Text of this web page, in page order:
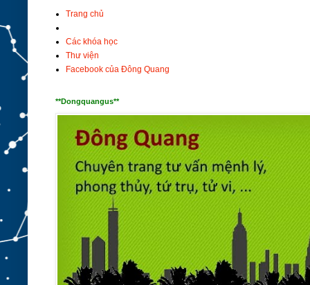
Trang chủ
Các khóa học
Thư viện
Facebook của Đông Quang
**Dongquangus**